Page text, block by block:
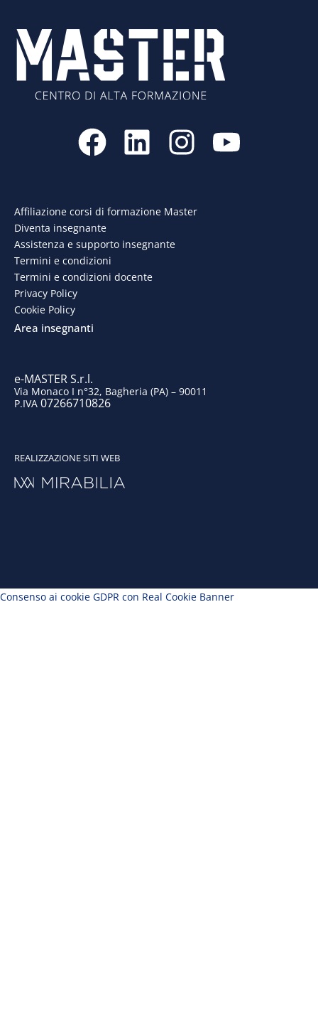
F
a
e
b
o
k
L
i
k
e
d
I
n
t
Y
o
Affiliazione corsi di formazione Master
Diventa insegnante
Assistenza e supporto insegnante
Termini e condizioni
Termini e condizioni docente
Privacy Policy
Cookie Policy
Area insegnanti
e-MASTER S.r.l.
Via Monaco I n°32, Bagheria (PA) – 90011
P.IVA 07266710826
REALIZZAZIONE SITI WEB
Consenso ai cookie GDPR con Real Cookie Banner